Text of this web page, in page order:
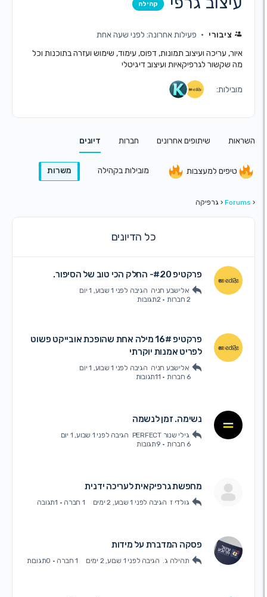
קהילה
ציבורי
פעילות אחרונה: לפני שעה אחת
עריכה ועיצוב תמונות, דפוס, עימוד, שימוש ועזרה בתוכנות וכל
שקשור לגרפיקאיות ועיצוב דיגיטלי
שיתופים אחרונים חברות דיונים
למעצבות מובילות בקהילה משרות
‹ גרפיקה
כל הדיונים
פרקטיפ #20- החלק הכי טוב של הסיפור.
אלישבע חניה הגיבהלפני 1 שבוע, 1 יום
2תגובות
פרקטיפ 16# מילה אחת שהופכת אובייקט פשוט
לפריט אמנות יוקרתי
אלישבע חניה הגיבהלפני 1 שבוע, 1 יום
11תגובות
נשימה. זמן לנשמה
גילי שנור PERFECT הגיבהלפני 1 שבוע, 1 יום
9תגובות
מחפשת גרפיקאית לעריכה ידנית
הגיבהלפני 1 שבוע, 2 ימים 1 חברה ·
פסקה המדברת על מידות
תהילה ג. הגיבהלפני 1 שבוע, 2 ימים 1 חברה ·